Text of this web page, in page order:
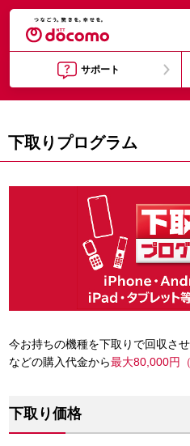
サポート
下取りプログラム
今お持ちの機種を下取りで回収さ
などの購入代金から最大80,000円
下取り価格